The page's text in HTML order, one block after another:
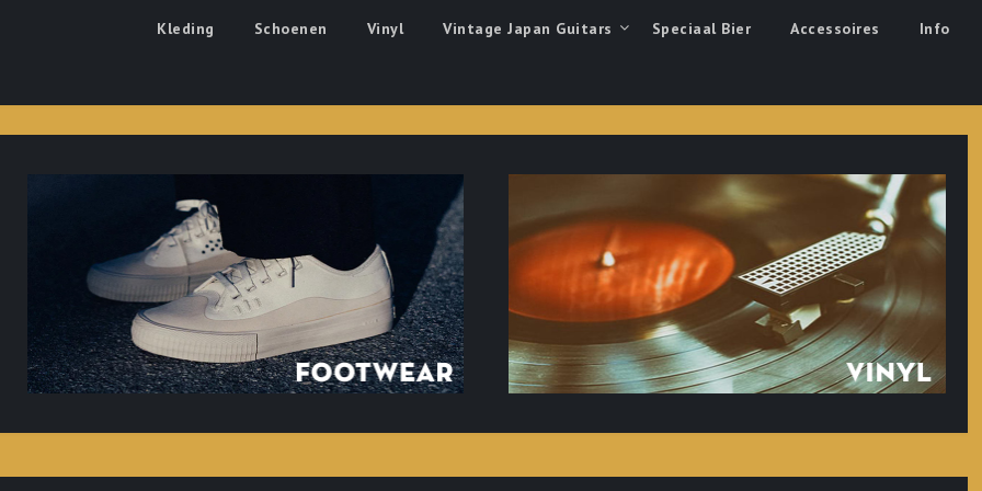
Kleding Schoenen Vinyl Vintage Japan Guitars Speciaal Bier Accessoires Info